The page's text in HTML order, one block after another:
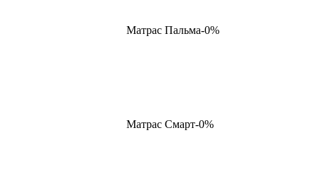
Матрас Пальма-0%
Матрас Смарт-0%